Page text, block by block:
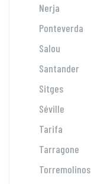
Nerja
Ponteverda
Salou
Santander
Sitges
Séville
Tarifa
Tarragone
Torremolinos